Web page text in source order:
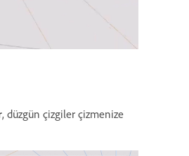
, düzgün çizgiler çizmenize